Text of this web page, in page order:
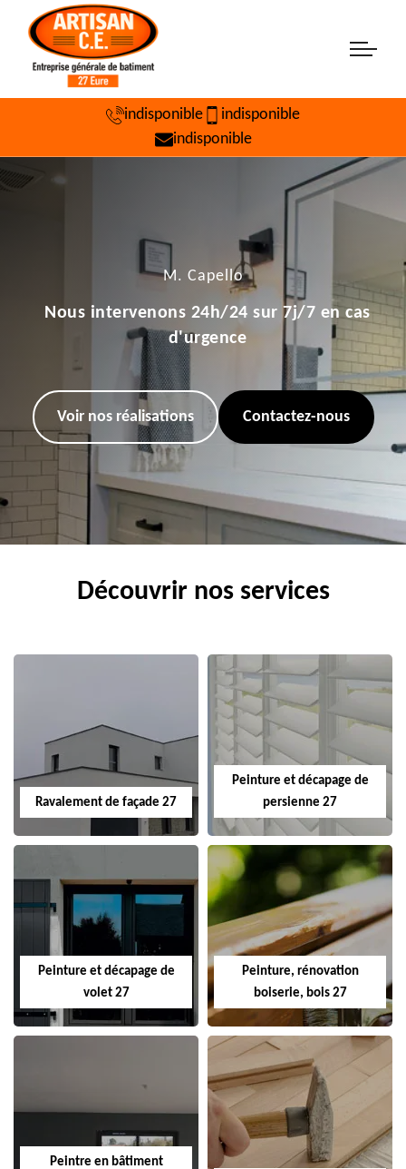
indisponible
indisponible
indisponible
M. Capello
Nous intervenons 24h/24 sur 7j/7 en cas
d'urgence
Voir nos réalisations Contactez-nous
Découvrir nos services
Ravalement de façade 27
Peinture et décapage de
persienne 27
Peinture et décapage de
volet 27
Peinture, rénovation
boiserie, bois 27
Peintre en bâtiment